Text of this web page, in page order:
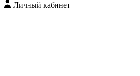
Личный кабинет